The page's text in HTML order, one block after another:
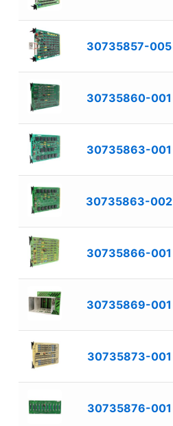
30735857-005
30735860-001
30735863-001
30735863-002
30735866-001
30735869-001
30735873-001
30735876-001